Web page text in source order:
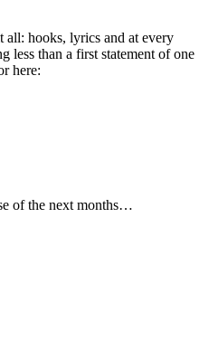
all: hooks, lyrics and at every
than a first statement of one
here:
of the next months…